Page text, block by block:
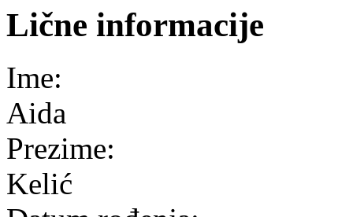
Lične informacije
Ime:
Aida
Prezime:
Kelić